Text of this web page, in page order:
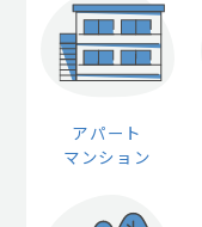
アパート
マンション